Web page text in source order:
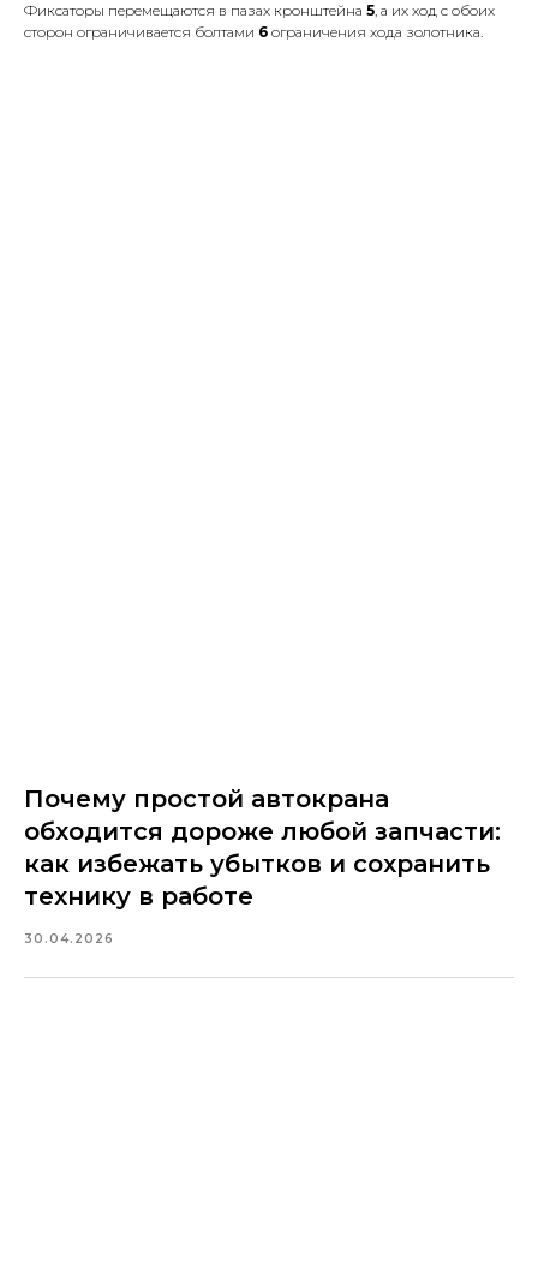
Фиксаторы перемещаются в пазах кронштейна 5, а их ход с обоих
сторон ограничивается болтами 6 ограничения хода золотника.
Почему простой автокрана
обходится дороже любой запчасти:
как избежать убытков и сохранить
технику в работе
30.04.2026